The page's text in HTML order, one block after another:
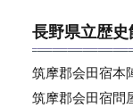
長野県立歴
筑摩郡会田宿本
筑摩郡会田宿問